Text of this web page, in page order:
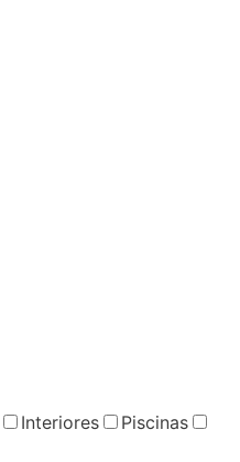
Interiores
Piscinas